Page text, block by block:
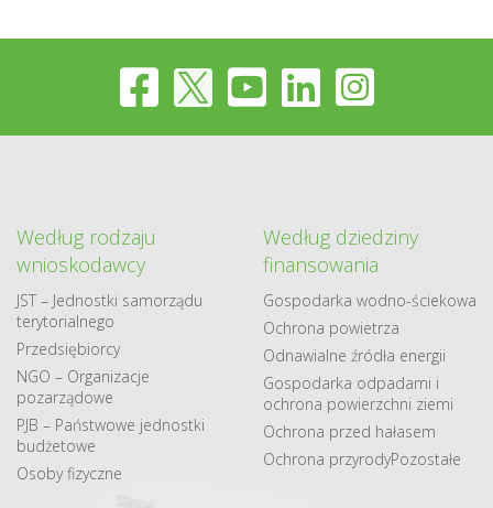
Według rodzaju
wnioskodawcy
JST – Jednostki samorządu
terytorialnego
Przedsiębiorcy
NGO – Organizacje
pozarządowe
PJB – Państwowe jednostki
budżetowe
Osoby fizyczne
Według dziedziny
finansowania
Gospodarka​ wodno​-ściekowa
Ochrona powietrza
Odnawialne​ źródła​ energii
Gospodarka odpadami i
ochrona powierzchni ziemi
Ochrona przed hałasem
Ochrona przyrodyPozostałe